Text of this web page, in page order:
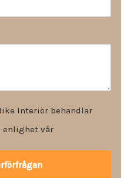
Interiör behandlar
enlighet vår